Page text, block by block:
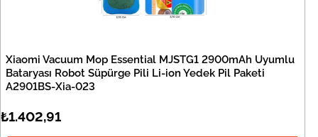
Xiaomi Vacuum Mop Essential MJSTG1 2900mAh Uyumlu
Bataryası Robot Süpürge Pili Li-ion Yedek Pil Paketi
A2901BS-Xia-023
₺1.402,91